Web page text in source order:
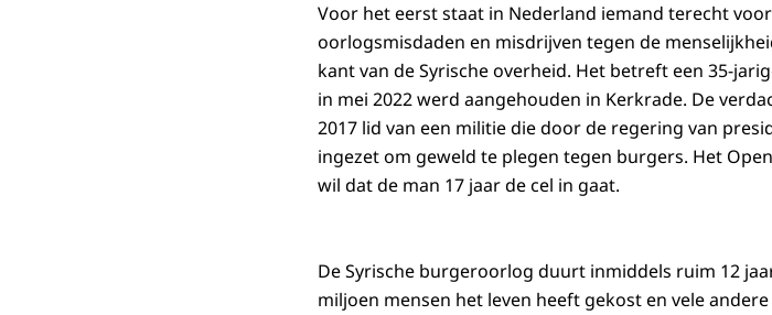
Voor het eerst staat in Nederland iemand terecht
oorlogsmisdaden en misdrijven tegen de
kant van de Syrische overheid. Het betreft een 35-
in mei 2022 werd aangehouden in Kerkrade. De
2017 lid van een militie die door de regering van
ingezet om geweld te plegen tegen burgers. Het
wil dat de man 17 jaar de cel in gaat.
De Syrische burgeroorlog duurt inmiddels ruim 12
miljoen mensen het leven heeft gekost en vele